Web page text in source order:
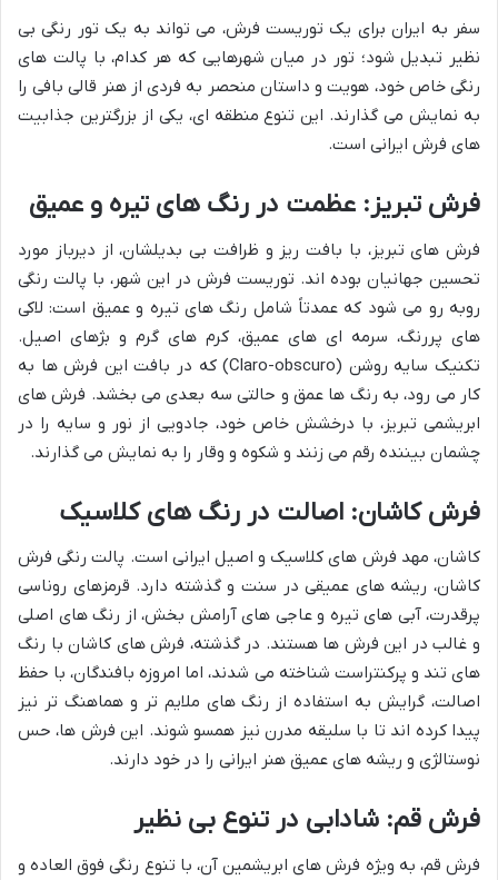
سفر به ایران برای یک توریست فرش، می تواند به یک تور رنگی بی
نظیر تبدیل شود؛ تور در میان شهرهایی که هر کدام، با پالت های
رنگی خاص خود، هویت و داستان منحصر به فردی از هنر قالی بافی را
به نمایش می گذارند. این تنوع منطقه ای، یکی از بزرگترین جذابیت
های فرش ایرانی است.
فرش تبریز: عظمت در رنگ های تیره و عمیق
فرش های تبریز، با بافت ریز و ظرافت بی بدیلشان، از دیرباز مورد
تحسین جهانیان بوده اند. توریست فرش در این شهر، با پالت رنگی
روبه رو می شود که عمدتاً شامل رنگ های تیره و عمیق است: لاکی
های پررنگ، سرمه ای های عمیق، کرم های گرم و بژهای اصیل.
تکنیک سایه روشن (Claro-obscuro) که در بافت این فرش ها به
کار می رود، به رنگ ها عمق و حالتی سه بعدی می بخشد. فرش های
ابریشمی تبریز، با درخشش خاص خود، جادویی از نور و سایه را در
چشمان بیننده رقم می زنند و شکوه و وقار را به نمایش می گذارند.
فرش کاشان: اصالت در رنگ های کلاسیک
کاشان، مهد فرش های کلاسیک و اصیل ایرانی است. پالت رنگی فرش
کاشان، ریشه های عمیقی در سنت و گذشته دارد. قرمزهای روناسی
پرقدرت، آبی های تیره و عاجی های آرامش بخش، از رنگ های اصلی
و غالب در این فرش ها هستند. در گذشته، فرش های کاشان با رنگ
های تند و پرکنتراست شناخته می شدند، اما امروزه بافندگان، با حفظ
اصالت، گرایش به استفاده از رنگ های ملایم تر و هماهنگ تر نیز
پیدا کرده اند تا با سلیقه مدرن نیز همسو شوند. این فرش ها، حس
نوستالژی و ریشه های عمیق هنر ایرانی را در خود دارند.
فرش قم: شادابی در تنوع بی نظیر
فرش قم، به ویژه فرش های ابریشمین آن، با تنوع رنگی فوق العاده و